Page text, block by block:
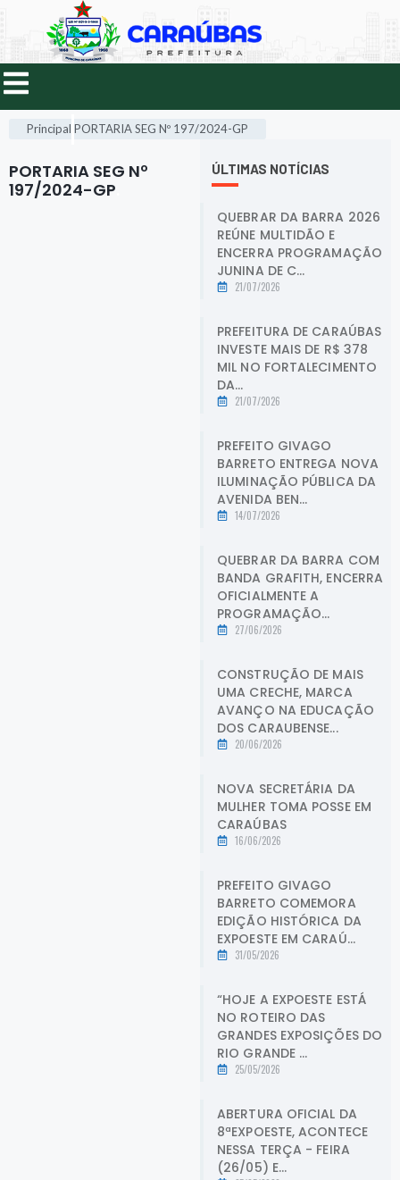
Principal PORTARIA SEG Nº 197/2024-GP
PORTARIA SEG Nº
197/2024-GP
ÚLTIMAS NOTÍCIAS
QUEBRAR DA BARRA 2026
REÚNE MULTIDÃO E
ENCERRA PROGRAMAÇÃO
JUNINA DE C...
21/07/2026
PREFEITURA DE CARAÚBAS
INVESTE MAIS DE R$ 378
MIL NO FORTALECIMENTO
DA...
21/07/2026
PREFEITO GIVAGO
BARRETO ENTREGA NOVA
ILUMINAÇÃO PÚBLICA DA
AVENIDA BEN...
14/07/2026
QUEBRAR DA BARRA COM
BANDA GRAFITH, ENCERRA
OFICIALMENTE A
PROGRAMAÇÃO...
27/06/2026
CONSTRUÇÃO DE MAIS
UMA CRECHE, MARCA
AVANÇO NA EDUCAÇÃO
DOS CARAUBENSE...
20/06/2026
NOVA SECRETÁRIA DA
MULHER TOMA POSSE EM
CARAÚBAS
16/06/2026
PREFEITO GIVAGO
BARRETO COMEMORA
EDIÇÃO HISTÓRICA DA
EXPOESTE EM CARAÚ...
31/05/2026
“HOJE A EXPOESTE ESTÁ
NO ROTEIRO DAS
GRANDES EXPOSIÇÕES DO
RIO GRANDE ...
25/05/2026
ABERTURA OFICIAL DA
8ªEXPOESTE, ACONTECE
NESSA TERÇA - FEIRA
(26/05) E...